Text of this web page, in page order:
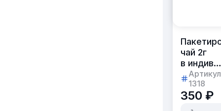
чай 2г
в
упаковке
в1318
350 ₽